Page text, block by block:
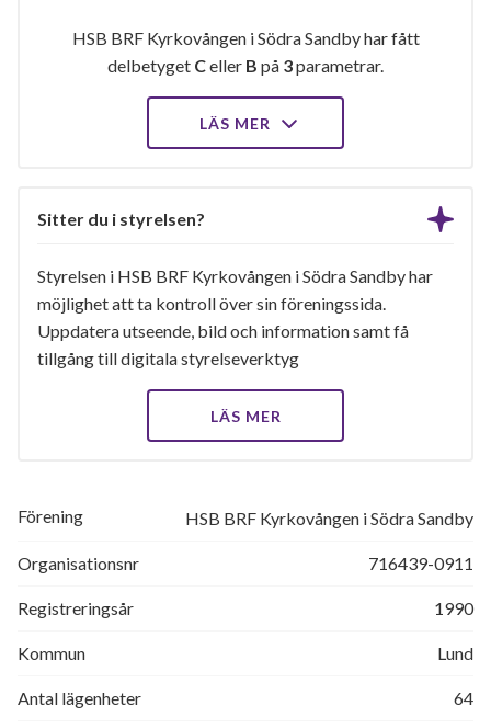
HSB BRF Kyrkovången i Södra Sandby har fått
delbetyget Celler B på 3parametrar.
LÄS MER
Sitter du i styrelsen?
Styrelsen i HSB BRF Kyrkovången i Södra Sandby har
möjlighet att ta kontroll över sin föreningssida.
Uppdatera utseende, bild och information samt få
tillgång till digitala styrelseverktyg
LÄS MER
Förening HSB BRF Kyrkovången i Södra Sandby
Organisationsnr 716439-0911
Registreringsår 1990
Kommun Lund
Antal lägenheter 64